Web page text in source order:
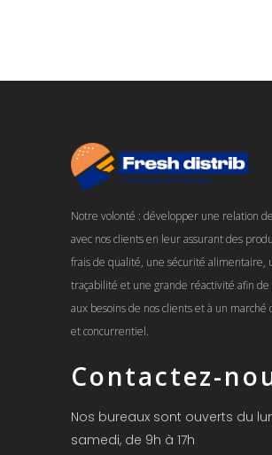
Notre volonté : développer une relation
avec nos clients en leur assurant des
frais de qualité, une sécurité alimentaire,
traçabilité et une grande réactivité afin
aux besoins de nos clients et à un marché
et concurrentiel.
Contactez-
Nos bureaux sont ouverts du
samedi, de 9h à 17h